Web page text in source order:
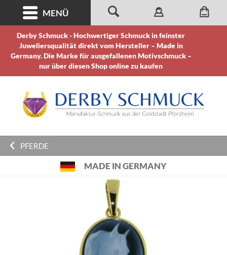
Derby Schmuck - Hochwertiger Schmuck in feinster
Juweliersqualität direkt vom Hersteller – Made in
Germany. Die Marke für ausgefallenen Motivschmuck –
nur über diesen Shop online zu kaufen
MENÜ
PFERDE
MADE IN GERMANY